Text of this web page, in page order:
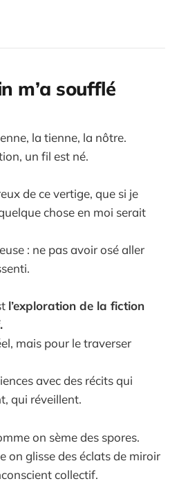
m’a soufflé
la tienne, la nôtre.
un fil est né.
de ce vertige, que si je
chose en moi serait
: ne pas avoir osé aller
l’exploration de la fiction
mais pour le traverser
avec des récits qui
qui réveillent.
on sème des spores.
on glisse des éclats de miroir
collectif.